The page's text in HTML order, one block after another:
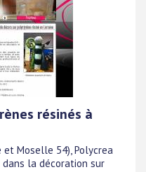
résinés à
et Moselle 54), Polycrea
la décoration sur